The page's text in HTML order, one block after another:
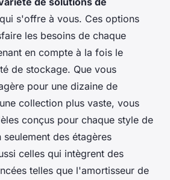
qui s'offre à vous. Ces options
les besoins de chaque
en compte à la fois le
de stockage. Que vous
pour une dizaine de
collection plus vaste, vous
conçus pour chaque style de
des étagères
celles qui intègrent des
telles que l'amortisseur de